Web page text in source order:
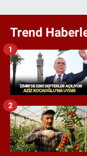
Trend
1
2